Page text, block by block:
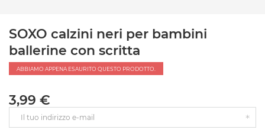
SOXO calzini neri per bambini
ballerine con scritta
ABBIAMO APPENA ESAURITO QUESTO PRODOTTO.
3,99 €
Il tuo indirizzo e-mail